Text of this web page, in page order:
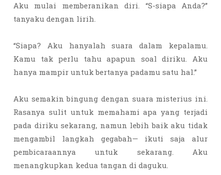
Aku mulai memberanikan diri. “S-siapa Anda?”
tanyaku dengan lirih.
“Siapa? Aku hanyalah suara dalam kepalamu.
Kamu tak perlu tahu apapun soal diriku. Aku
hanya mampir untuk bertanya padamu satu hal.”
Aku semakin bingung dengan suara misterius ini.
Rasanya sulit untuk memahami apa yang terjadi
pada diriku sekarang, namun lebih baik aku tidak
mengambil langkah gegabah— ikuti saja alur
pembicaraannya untuk sekarang. Aku
menangkupkan kedua tangan di daguku.